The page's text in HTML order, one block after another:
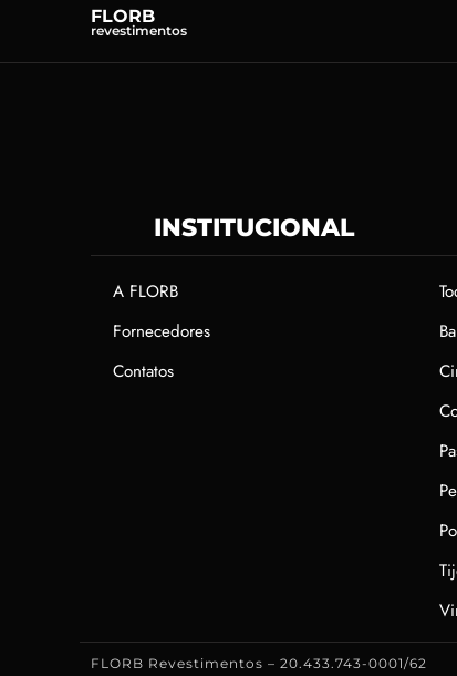
FLORB
revestimentos
INSTITUCIONAL
A FLORB
Fornecedores
Contatos
FLORB Revestimentos – 20.433.743-0001/62